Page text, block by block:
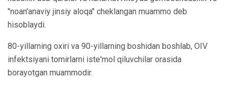
"noan'anaviy jinsiy aloqa" cheklangan muammo deb
hisoblaydi.
80-yillarning oxiri va 90-yillarning boshidan boshlab, OIV
infektsiyani tomirlarni iste'mol qiluvchilar orasida
borayotgan muammodir.